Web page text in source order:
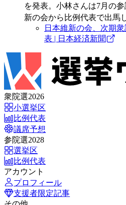
を発表。小林さんは7月の
新の会から比例代表で出馬
日本維新の会、次期
表 | 日本経済新聞
衆院選2026
小選挙区
比例代表
議席予想
参院選2028
選挙区
比例代表
アカウント
プロフィール
支援者限定記事